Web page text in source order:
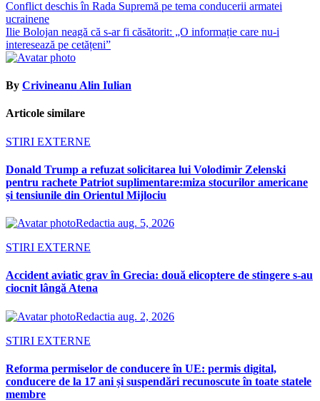
Navigare
în
articole
Conflict deschis în Rada Supremă pe tema conducerii armatei
ucrainene
Ilie Bolojan neagă că s-ar fi căsătorit: „O informație care nu-i
interesează pe cetățeni”
By Crivineanu Alin Iulian
Articole similare
STIRI EXTERNE
Donald Trump a refuzat solicitarea lui Volodimir Zelenski
pentru rachete Patriot suplimentare:miza stocurilor americane
și tensiunile din Orientul Mijlociu
Redactia aug. 5, 2026
STIRI EXTERNE
Accident aviatic grav în Grecia: două elicoptere de stingere s-au
ciocnit lângă Atena
Redactia aug. 2, 2026
STIRI EXTERNE
Reforma permiselor de conducere în UE: permis digital,
conducere de la 17 ani și suspendări recunoscute în toate statele
membre